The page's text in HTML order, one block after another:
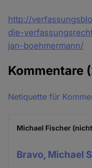
http://
die-
jan-boehmermann/
Kommentare
Netiquette für
Michael Fischer
Bravo, Michael